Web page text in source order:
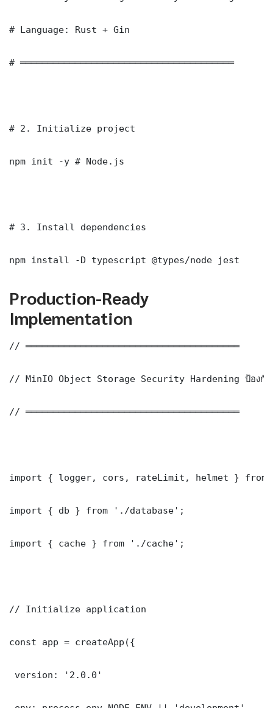
# Language: Rust + Gin
# ═══════════════════════════════════════
# 2. Initialize project
npm init -y # Node.js
# 3. Install dependencies
npm install -D typescript @types/node jest
Production-Ready
Implementation
// ═══════════════════════════════════════
// MinIO Object Storage Security Hardening ป้องกั
// ═══════════════════════════════════════
import { logger, cors, rateLimit, helmet } from
import { db } from './database';
import { cache } from './cache';
// Initialize application
const app = createApp({
version: '2.0.0'